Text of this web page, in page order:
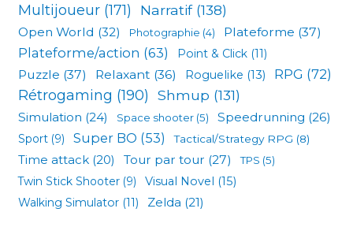
Multijoueur (171) Narratif(138)
Open World (32) Photographie (4) Plateforme (37)
Plateforme/action (63) Point & Click (11)
Puzzle (37) Relaxant (36) Roguelike (13) RPG (72)
Rétrogaming (190) Shmup (131)
Simulation (24) Space shooter (5) Speedrunning (26)
Sport (9) Super BO (53) Tactical/Strategy RPG (8)
Time attack (20) Tour par tour (27) TPS (5)
Twin Stick Shooter (9) Visual Novel (15)
Walking Simulator (11) Zelda (21)